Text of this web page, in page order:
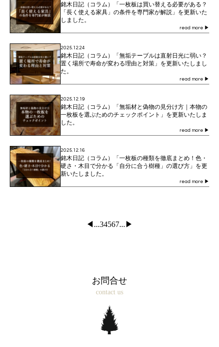
銘木日記（コラム）「一枚板は買い替える必要がある？
「長く使える家具」の条件を専門家が解説」を更新いた
しました。
read more ▶
2025.12.24
銘木日記（コラム）「無垢テーブルは直射日光に弱い？
置く場所で寿命が変わる理由と対策」を更新いたしまし
た。
read more ▶
2025.12.19
銘木日記（コラム）「無垢材と偽物の見分け方｜本物の
一枚板を選ぶためのチェックポイント」を更新いたしま
した。
read more ▶
2025.12.16
銘木日記（コラム）「一枚板の種類を徹底まとめ！色・
硬さ・木目で分かる「自分に合う樹種」の選び方」を更
新いたしました。
read more ▶
◀︎ ...34567... ▶
お問合せ
contact us